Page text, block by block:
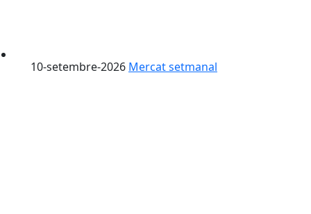
10-setembre-2026 Mercat setmanal